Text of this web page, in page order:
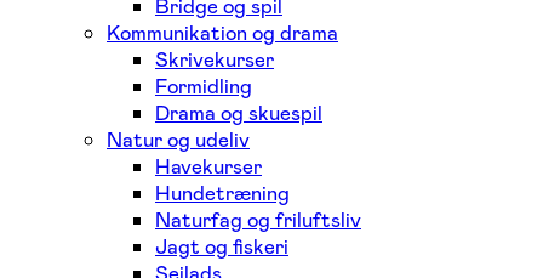
Bridge og spil
Kommunikation og drama
Skrivekurser
Formidling
Drama og skuespil
Natur og udeliv
Havekurser
Hundetræning
Naturfag og friluftsliv
Jagt og fiskeri